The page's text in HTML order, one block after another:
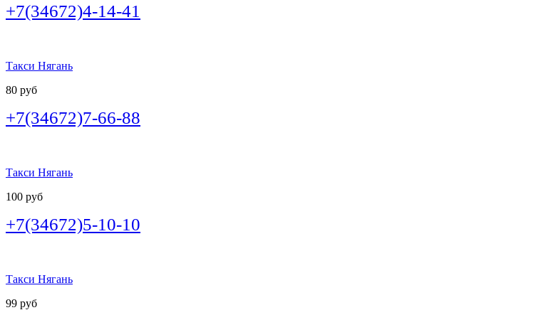
+7(34672)4-14-41
Такси Нягань
80 руб
+7(34672)7-66-88
Такси Нягань
100 руб
+7(34672)5-10-10
Такси Нягань
99 руб